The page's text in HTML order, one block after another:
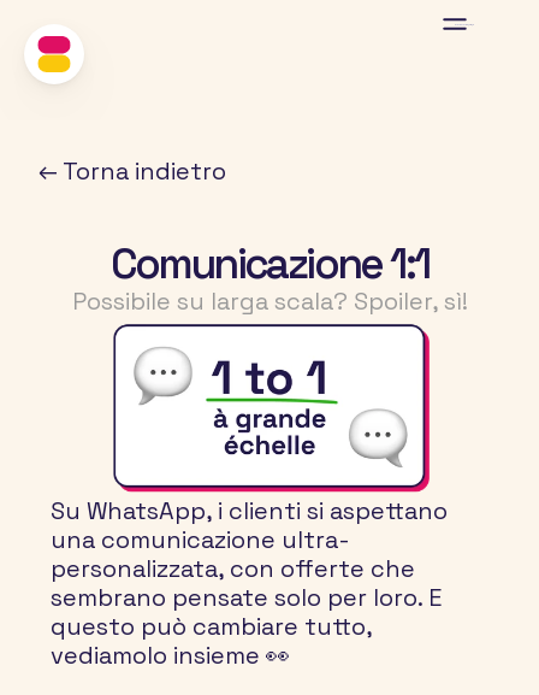
← Torna indietro
Comunicazione 1:1
Possibile su larga scala? Spoiler, sì!
Su WhatsApp, i clienti si aspettano
una comunicazione ultra-
personalizzata, con offerte che
sembrano pensate solo per loro. E
questo può cambiare tutto,
vediamolo insieme 👀